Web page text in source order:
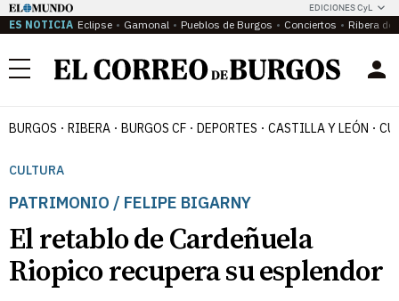
EDICIONES CyL
ES NOTICIA Eclipse Gamonal Pueblos de Burgos Conciertos Ribera del
Menú
BURGOS RIBERA BURGOS CF DEPORTES CASTILLA Y LEÓN
CULTURA
PATRIMONIO / FELIPE BIGARNY
El retablo de Cardeñuela
Riopico recupera su esplendor